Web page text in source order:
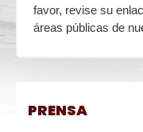
favor, revise su
áreas públicas de
PRENSA